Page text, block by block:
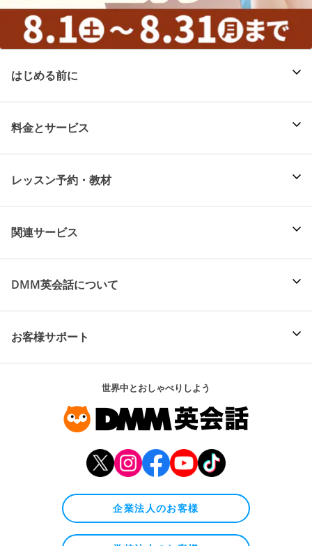
はじめる前に
料金とサービス
レッスン予約・教材
関連サービス
DMM英会話について
お客様サポート
世界中とおしゃべりしよう
企業法人のお客様